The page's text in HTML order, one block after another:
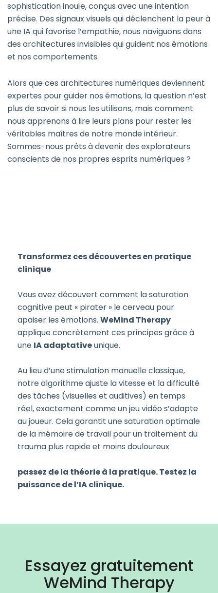
sophistication inouïe, conçus avec une intention
précise. Des signaux visuels qui déclenchent la peur à
une IA qui favorise l’empathie, nous naviguons dans
des architectures invisibles qui guident nos émotions
et nos comportements.
Alors que ces architectures numériques deviennent
expertes pour guider nos émotions, la question n’est
plus de savoir si nous les utilisons, mais comment
nous apprenons à lire leurs plans pour rester les
véritables maîtres de notre monde intérieur.
Sommes-nous prêts à devenir des explorateurs
conscients de nos propres esprits numériques ?
Transformez ces découvertes en pratique
clinique
Vous avez découvert comment la saturation
cognitive peut « pirater » le cerveau pour
apaiser les émotions. WeMind Therapy
applique concrètement ces principes grâce à
une IA adaptativeunique.
Au lieu d’une stimulation manuelle classique,
notre algorithme ajuste la vitesse et la difficulté
des tâches (visuelles et auditives) en temps
réel, exactement comme un jeu vidéo s’adapte
au joueur. Cela garantit une saturation optimale
de la mémoire de travail pour un traitement du
trauma plus rapide et moins douloureux
passez de la théorie à la pratique.Testez la
puissance de l’IA clinique.
Essayez gratuitement
WeMind Therapy